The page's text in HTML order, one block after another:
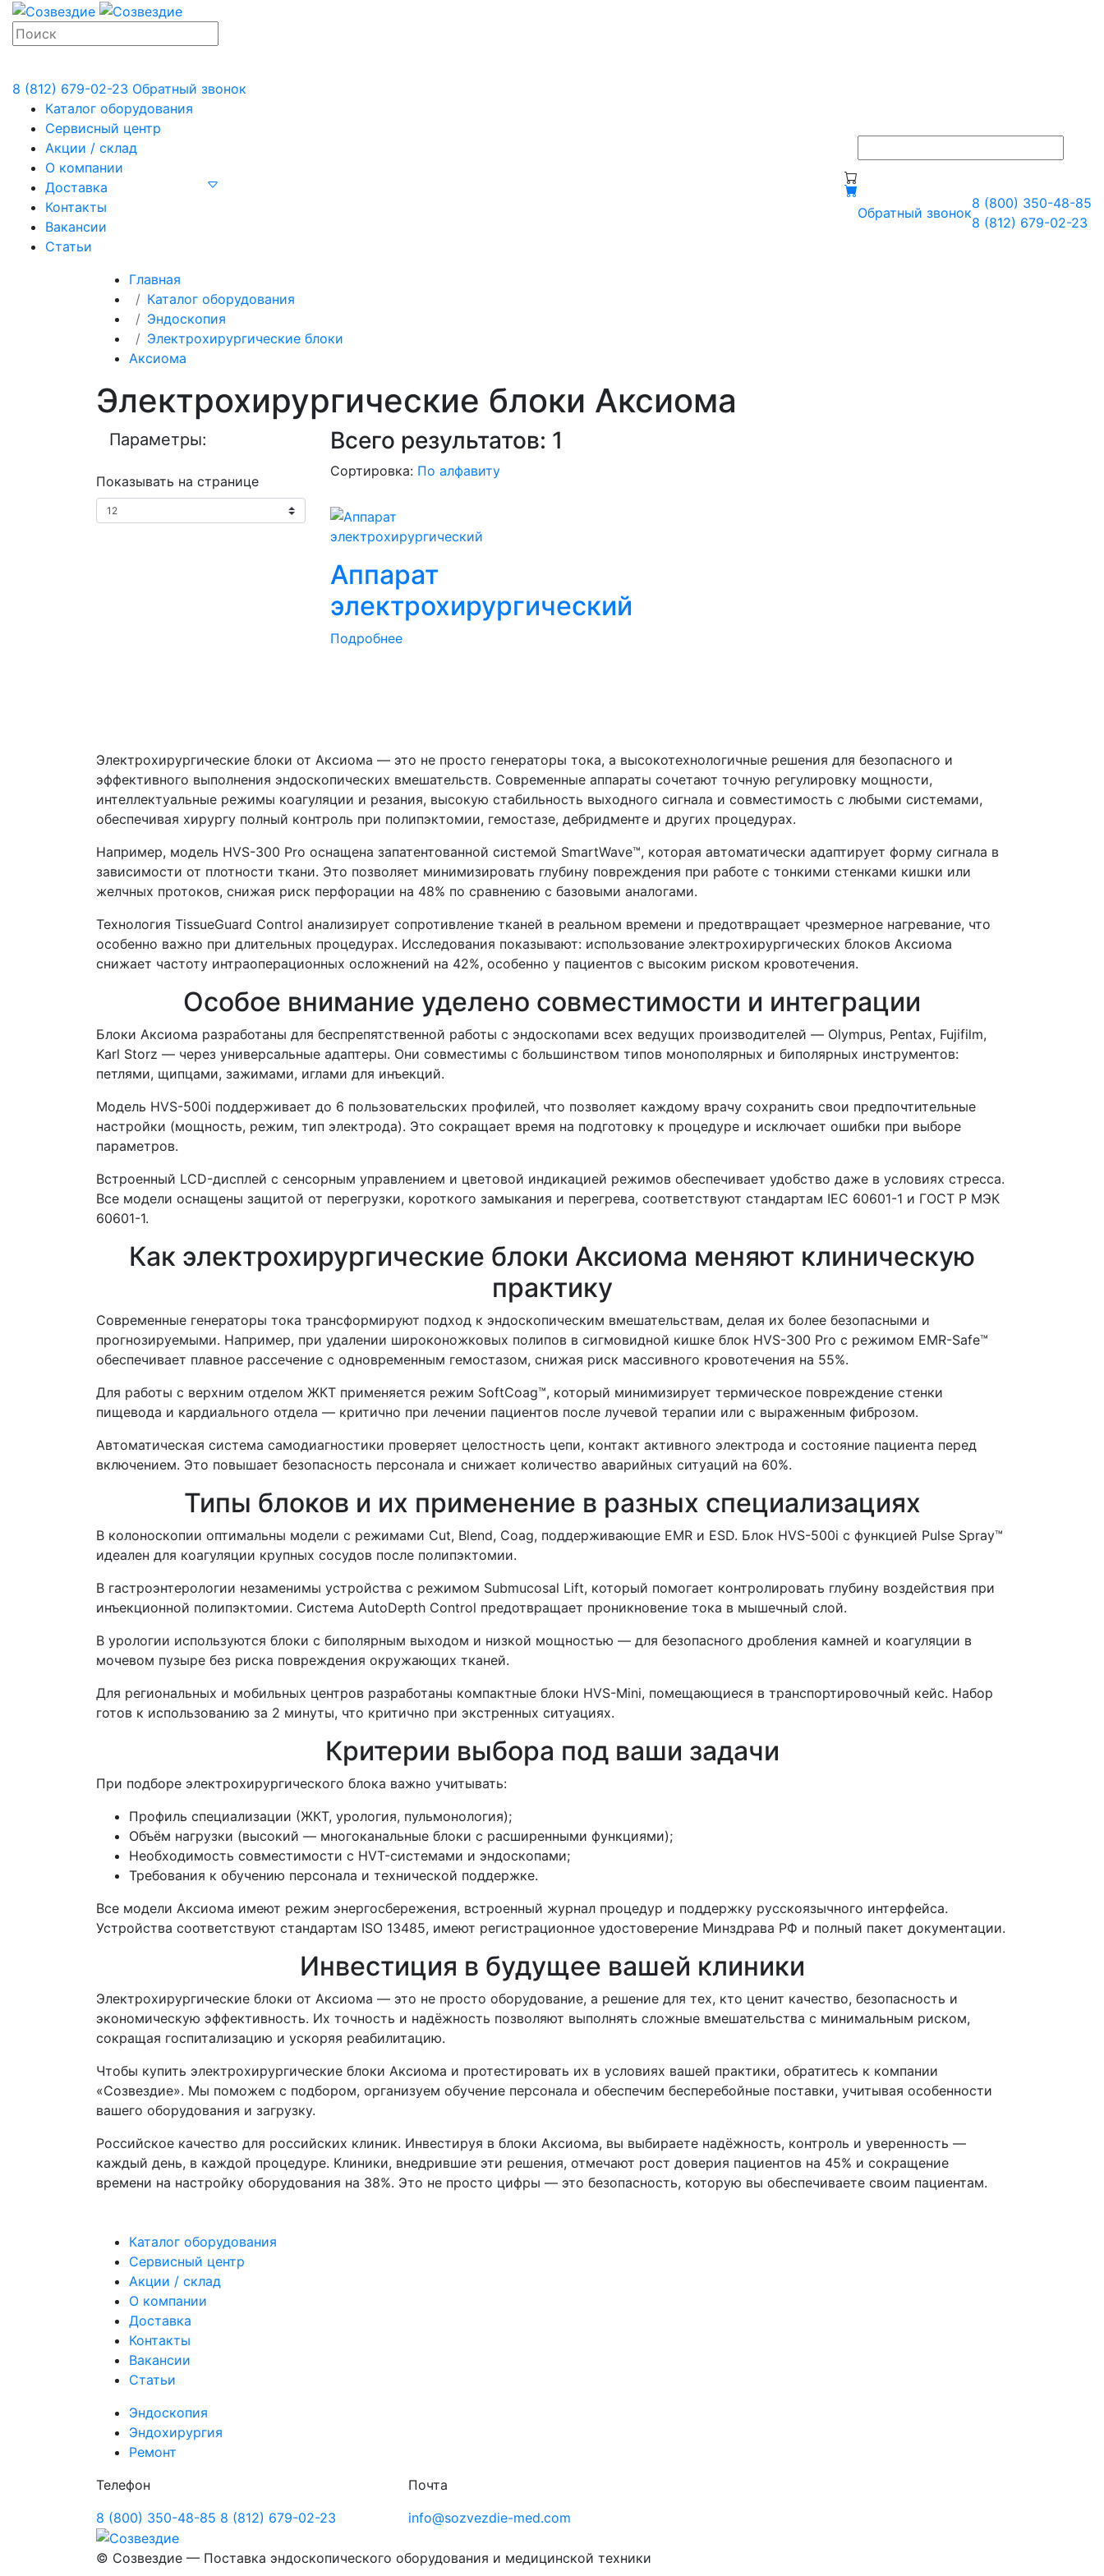
8 (812) 679-02-23 Обратный звонок
Каталог оборудования
Сервисный центр
Акции / склад
О компании
Доставка
Контакты
Вакансии
Статьи
Обратный звонок
8 (800) 350-48-85
8 (812) 679-02-23
Главная
Каталог оборудования
Эндоскопия
Электрохирургические блоки
Аксиома
Электрохирургические блоки Аксиома
Параметры:
Показывать на странице
Всего результатов: 1
Сортировка: По алфавиту
Аппарат
электрохирургический
Подробнее
Электрохирургические блоки от Аксиома — это не просто генераторы тока, а высокотехнологичные решения для безопасного и
эффективного выполнения эндоскопических вмешательств. Современные аппараты сочетают точную регулировку мощности,
интеллектуальные режимы коагуляции и резания, высокую стабильность выходного сигнала и совместимость с любыми системами,
обеспечивая хирургу полный контроль при полипэктомии, гемостазе, дебридменте и других процедурах.
Например, модель HVS-300 Pro оснащена запатентованной системой SmartWave™, которая автоматически адаптирует форму сигнала в
зависимости от плотности ткани. Это позволяет минимизировать глубину повреждения при работе с тонкими стенками кишки или
желчных протоков, снижая риск перфорации на 48% по сравнению с базовыми аналогами.
Технология TissueGuard Control анализирует сопротивление тканей в реальном времени и предотвращает чрезмерное нагревание, что
особенно важно при длительных процедурах. Исследования показывают: использование электрохирургических блоков Аксиома
снижает частоту интраоперационных осложнений на 42%, особенно у пациентов с высоким риском кровотечения.
Особое внимание уделено совместимости и интеграции
Блоки Аксиома разработаны для беспрепятственной работы с эндоскопами всех ведущих производителей — Olympus, Pentax, Fujifilm,
Karl Storz — через универсальные адаптеры. Они совместимы с большинством типов монополярных и биполярных инструментов:
петлями, щипцами, зажимами, иглами для инъекций.
Модель HVS-500i поддерживает до 6 пользовательских профилей, что позволяет каждому врачу сохранить свои предпочтительные
настройки (мощность, режим, тип электрода). Это сокращает время на подготовку к процедуре и исключает ошибки при выборе
параметров.
Встроенный LCD-дисплей с сенсорным управлением и цветовой индикацией режимов обеспечивает удобство даже в условиях стресса.
Все модели оснащены защитой от перегрузки, короткого замыкания и перегрева, соответствуют стандартам IEC 60601-1 и ГОСТ Р МЭК
60601-1.
Как электрохирургические блоки Аксиома меняют клиническую
практику
Современные генераторы тока трансформируют подход к эндоскопическим вмешательствам, делая их более безопасными и
прогнозируемыми. Например, при удалении широконожковых полипов в сигмовидной кишке блок HVS-300 Pro с режимом EMR-Safe™
обеспечивает плавное рассечение с одновременным гемостазом, снижая риск массивного кровотечения на 55%.
Для работы с верхним отделом ЖКТ применяется режим SoftCoag™, который минимизирует термическое повреждение стенки
пищевода и кардиального отдела — критично при лечении пациентов после лучевой терапии или с выраженным фиброзом.
Автоматическая система самодиагностики проверяет целостность цепи, контакт активного электрода и состояние пациента перед
включением. Это повышает безопасность персонала и снижает количество аварийных ситуаций на 60%.
Типы блоков и их применение в разных специализациях
В колоноскопии оптимальны модели с режимами Cut, Blend, Coag, поддерживающие EMR и ESD. Блок HVS-500i с функцией Pulse Spray™
идеален для коагуляции крупных сосудов после полипэктомии.
В гастроэнтерологии незаменимы устройства с режимом Submucosal Lift, который помогает контролировать глубину воздействия при
инъекционной полипэктомии. Система AutoDepth Control предотвращает проникновение тока в мышечный слой.
В урологии используются блоки с биполярным выходом и низкой мощностью — для безопасного дробления камней и коагуляции в
мочевом пузыре без риска повреждения окружающих тканей.
Для региональных и мобильных центров разработаны компактные блоки HVS-Mini, помещающиеся в транспортировочный кейс. Набор
готов к использованию за 2 минуты, что критично при экстренных ситуациях.
Критерии выбора под ваши задачи
При подборе электрохирургического блока важно учитывать:
Профиль специализации (ЖКТ, урология, пульмонология);
Объём нагрузки (высокий — многоканальные блоки с расширенными функциями);
Необходимость совместимости с HVT-системами и эндоскопами;
Требования к обучению персонала и технической поддержке.
Все модели Аксиома имеют режим энергосбережения, встроенный журнал процедур и поддержку русскоязычного интерфейса.
Устройства соответствуют стандартам ISO 13485, имеют регистрационное удостоверение Минздрава РФ и полный пакет документации.
Инвестиция в будущее вашей клиники
Электрохирургические блоки от Аксиома — это не просто оборудование, а решение для тех, кто ценит качество, безопасность и
экономическую эффективность. Их точность и надёжность позволяют выполнять сложные вмешательства с минимальным риском,
сокращая госпитализацию и ускоряя реабилитацию.
Чтобы купить электрохирургические блоки Аксиома и протестировать их в условиях вашей практики, обратитесь к компании
«Созвездие». Мы поможем с подбором, организуем обучение персонала и обеспечим бесперебойные поставки, учитывая особенности
вашего оборудования и загрузку.
Российское качество для российских клиник. Инвестируя в блоки Аксиома, вы выбираете надёжность, контроль и уверенность —
каждый день, в каждой процедуре. Клиники, внедрившие эти решения, отмечают рост доверия пациентов на 45% и сокращение
времени на настройку оборудования на 38%. Это не просто цифры — это безопасность, которую вы обеспечиваете своим пациентам.
Каталог оборудования
Сервисный центр
Акции / склад
О компании
Доставка
Контакты
Вакансии
Статьи
Эндоскопия
Эндохирургия
Ремонт
Телефон
8 (800) 350-48-85 8 (812) 679-02-23
Почта
info@sozvezdie-med.com
© Созвездие — Поставка эндоскопического оборудования и медицинской техники